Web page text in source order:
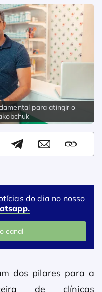
para atingir o
do dia no nosso
canal
dos pilares para a
de clínicas